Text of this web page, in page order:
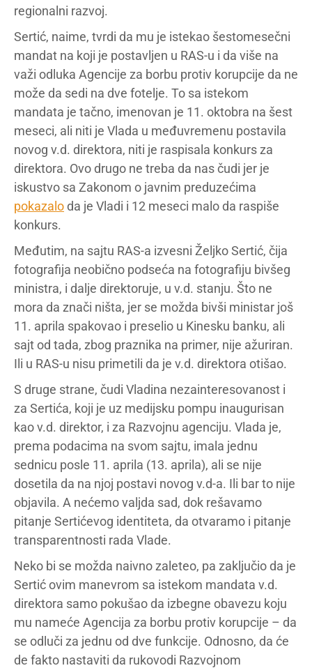
regionalni razvoj.
Sertić, naime, tvrdi da mu je istekao šestomesečni
mandat na koji je postavljen u RAS-u i da više na
važi odluka Agencije za borbu protiv korupcije da ne
može da sedi na dve fotelje. To sa istekom
mandata je tačno, imenovan je 11. oktobra na šest
meseci, ali niti je Vlada u međuvremenu postavila
novog v.d. direktora, niti je raspisala konkurs za
direktora. Ovo drugo ne treba da nas čudi jer je
iskustvo sa Zakonom o javnim preduzećima
pokazalo da je Vladi i 12 meseci malo da raspiše
konkurs.
Međutim, na sajtu RAS-a izvesni Željko Sertić, čija
fotografija neobično podseća na fotografiju bivšeg
ministra, i dalje direktoruje, u v.d. stanju. Što ne
mora da znači ništa, jer se možda bivši ministar još
11. aprila spakovao i preselio u Kinesku banku, ali
sajt od tada, zbog praznika na primer, nije ažuriran.
Ili u RAS-u nisu primetili da je v.d. direktora otišao.
S druge strane, čudi Vladina nezainteresovanost i
za Sertića, koji je uz medijsku pompu inaugurisan
kao v.d. direktor, i za Razvojnu agenciju. Vlada je,
prema podacima na svom sajtu, imala jednu
sednicu posle 11. aprila (13. aprila), ali se nije
dosetila da na njoj postavi novog v.d-a. Ili bar to nije
objavila. A nećemo valjda sad, dok rešavamo
pitanje Sertićevog identiteta, da otvaramo i pitanje
transparentnosti rada Vlade.
Neko bi se možda naivno zaleteo, pa zaključio da je
Sertić ovim manevrom sa istekom mandata v.d.
direktora samo pokušao da izbegne obavezu koju
mu nameće Agencija za borbu protiv korupcije – da
se odluči za jednu od dve funkcije. Odnosno, da će
de fakto nastaviti da rukovodi Razvojnom